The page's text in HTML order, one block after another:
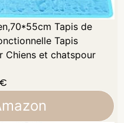
Tapis de
Tapis
Chiens et chatspour